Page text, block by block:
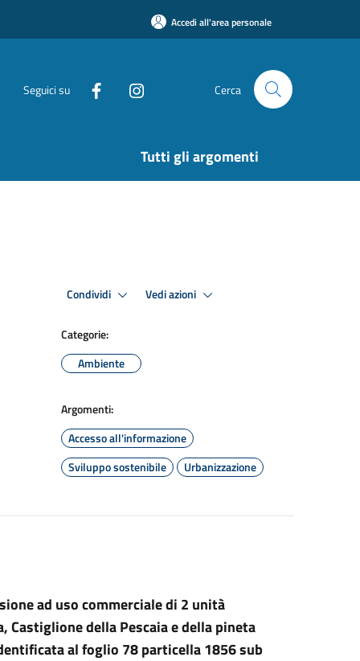
Accedi all'area personale
Seguici su Cerca
Tutti gli argomenti
Condividi Vedi azioni
Categorie:
Ambiente
Argomenti:
Accesso all'informazione
Sviluppo sostenibile
Urbanizzazione
ad uso commerciale di 2 unità
della Pescaia e della pineta
al foglio 78 particella 1856 sub